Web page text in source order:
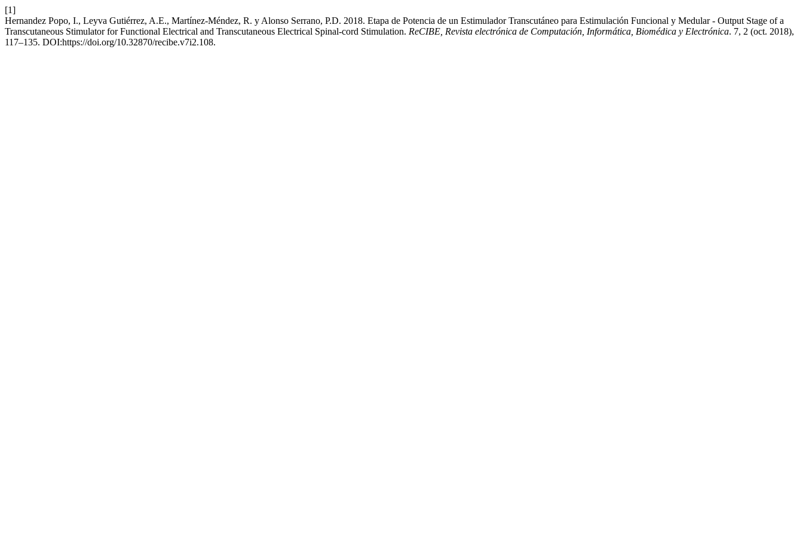
[1]
Hernandez Popo, I., Leyva Gutiérrez, A.E., Martínez-Méndez, R. y Alonso Serrano, P.D. 2018. Etapa de Potencia de un Estimulador Transcutáneo para Estimulación Funcional y Medular - Output Stage of a
Transcutaneous Stimulator for Functional Electrical and Transcutaneous Electrical Spinal-cord Stimulation. ReCIBE, Revista electrónica de Computación, Informática, Biomédica y Electrónica. 7, 2 (oct. 2018),
117–135. DOI:https://doi.org/10.32870/recibe.v7i2.108.